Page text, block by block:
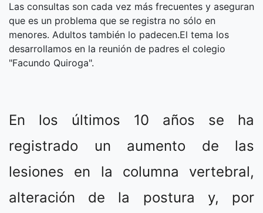
Las consultas son cada vez más frecuentes y aseguran
que es un problema que se registra no sólo en
menores. Adultos también lo padecen.El tema los
desarrollamos en la reunión de padres el colegio
"Facundo Quiroga".
En los últimos 10 años se ha
registrado un aumento de las
lesiones en la columna vertebral,
alteración de la postura y, por